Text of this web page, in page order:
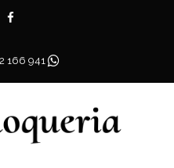
166 941